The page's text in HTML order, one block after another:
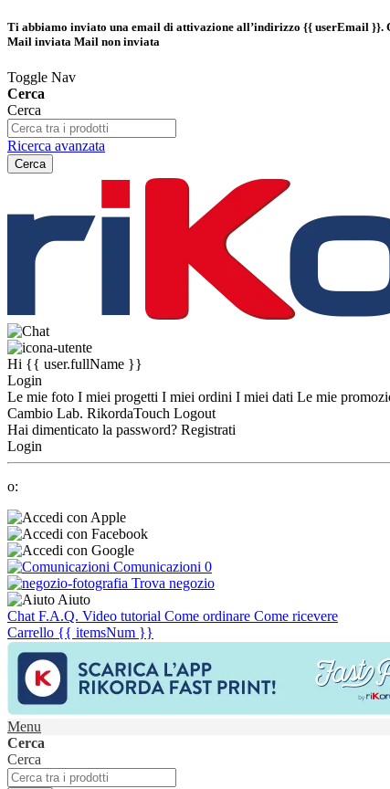
Ti abbiamo inviato una email di attivazione all’indirizzo {{ userEmail }}.
Mail inviata Mail non inviata
Toggle Nav
Cerca
Cerca
Ricerca avanzata
Cerca
Hi {{ user.fullName }}
Login
Le mie foto I miei progetti I miei ordini I miei dati Le mie
Cambio Lab. RikordaTouch Logout
Hai dimenticato la password? Registrati
Login
o:
Comunicazioni 0
Trova negozio
Aiuto
Chat F.A.Q. Video tutorial Come ordinare Come ricevere
Carrello {{ itemsNum }}
Menu
Cerca
Cerca